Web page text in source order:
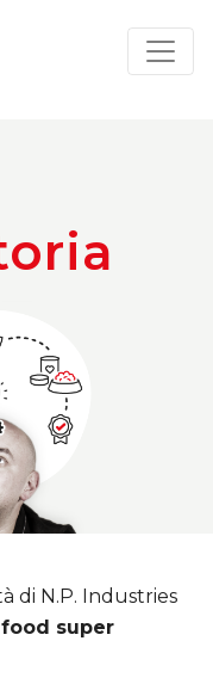
di N.P. Industries
super